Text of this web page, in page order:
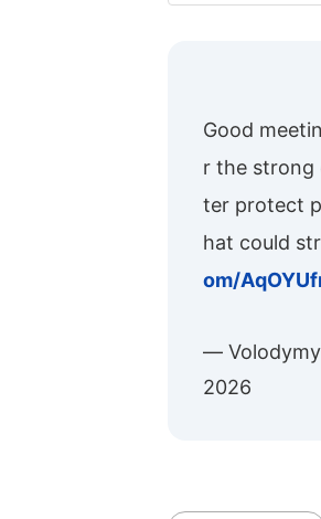
Good
r the strong
ter protect
hat could
om/
—
2026